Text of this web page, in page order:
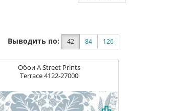
Выводить по: 42 84 126
ОбоиA Street Prints
Terrace4122-27000